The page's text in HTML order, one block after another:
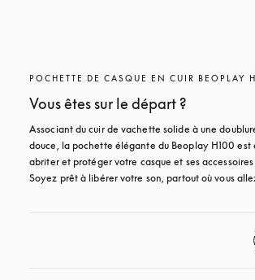
POCHETTE DE CASQUE EN CUIR BEOPLAY
Vous êtes sur le départ ?
Associant du cuir de vachette solide à une
douce, la pochette élégante du Beoplay H100 est
abriter et protéger votre casque et ses
Soyez prêt à libérer votre son, partout où vous